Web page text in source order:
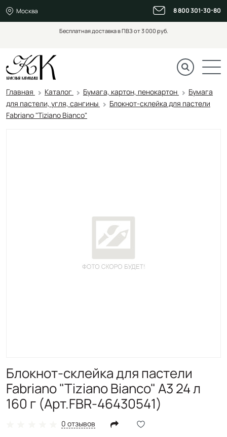
Москва 8 800 301-30-80
Бесплатная доставка в ПВЗ от 3 000 руб.
Главная Каталог Бумага, картон, пенокартон
Бумага
для пастели, угля, сангины
Блокнот-cклейка для пастели
Fabriano "Tiziano Bianco"
Блокнот-cклейка для пастели
Fabriano "Tiziano Bianco" А3 24 л
160 г (Арт.FBR-46430541)
0 отзывов